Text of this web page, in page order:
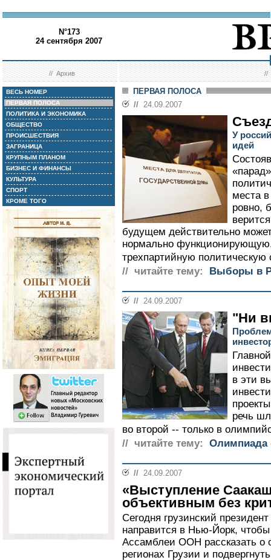
N°173
24 сентября 2007
//Архив //
ВЕСЬ НОМЕР
ПЕРВАЯ ПОЛОСА
ПОЛИТИКА И ЭКОНОМИКА
ОБЩЕСТВО
ПРОИСШЕСТВИЯ
ЗАГРАНИЦА
КРУПНЫМ ПЛАНОМ
БИЗНЕС И ФИНАНСЫ
КУЛЬТУРА
СПОРТ
КРОМЕ ТОГО
ПЕРВАЯ ПОЛОСА
// 24.09.2007
У
идей
места
ровно,
будущем действительно
нормально
трехпартийную политическую
// читайте тему:
Выборы в
// 24.09.2007
"Ни
в эти
речь
во второй -- только в
// читайте тему:
Олимпиада
// 24.09.2007
«Выступление
объективным без
Сегодня грузинский
направится в Нью-Йорк,
Ассамблеи ООН рассказать о
регионах Грузии и